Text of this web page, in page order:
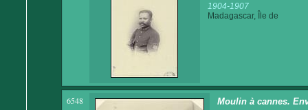
1904-1907
Madagascar, Île de
6548 Moulin à cannes.